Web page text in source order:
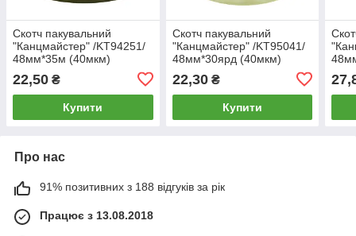
Скотч пакувальний
"Канцмайстер" /KT94251/
48мм*35м (40мкм)
22,50 ₴
Купити
Скотч пакувальний
"Канцмайстер" /KT95041/
48мм*30ярд (40мкм)
22,30₴
Купити
Про нас
91% позитивних з 188 відгуків за рік
Працює з 13.08.2018